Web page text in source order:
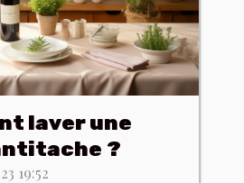
laver une
?
19:52